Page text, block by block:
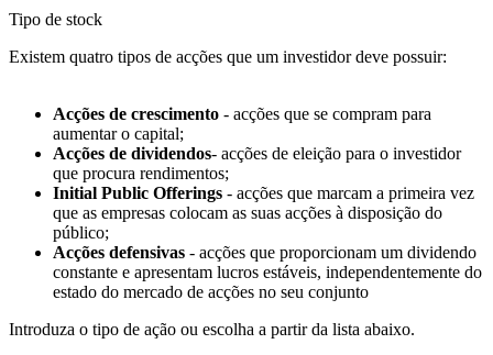
Tipo de stock
Existem quatro tipos de acções que um investidor deve possuir:
Acções de crescimento - acções que se compram para
aumentar o capital;
Acções de dividendos- acções de eleição para o investidor
que procura rendimentos;
Initial Public Offerings - acções que marcam a primeira vez
que as empresas colocam as suas acções à disposição do
público;
Acções defensivas - acções que proporcionam um dividendo
constante e apresentam lucros estáveis, independentemente do
estado do mercado de acções no seu conjunto
Introduza o tipo de ação ou escolha a partir da lista abaixo.